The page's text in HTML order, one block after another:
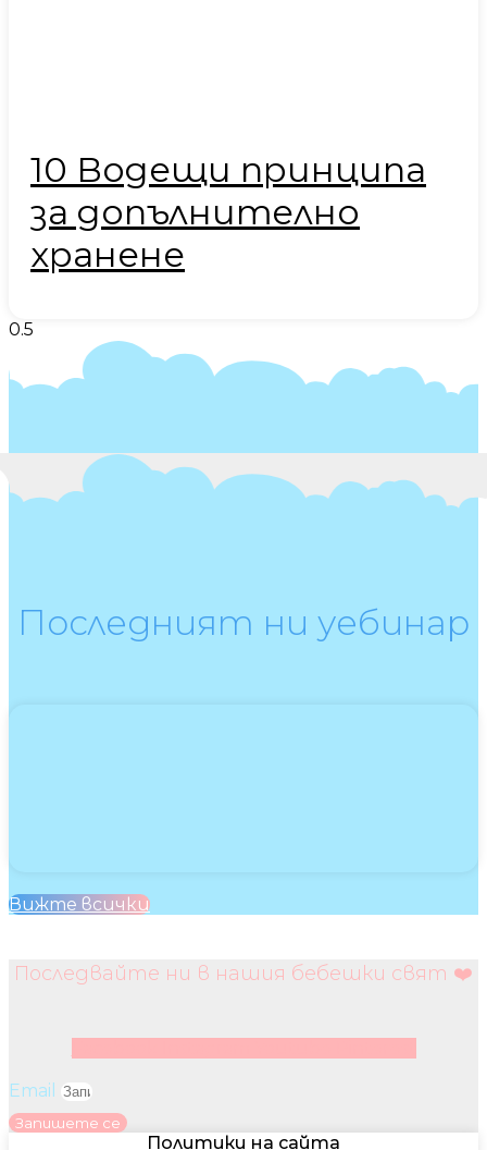
10 Водещи принципа
за допълнително
хранене
Последният ни уебинар
Вижте всички
Последвайте ни в нашия бебешки свят ❤️
Email
Запишете се
Политики на сайта